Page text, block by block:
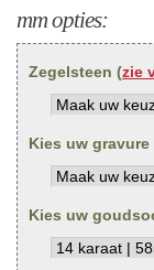
mm opties:
Zegelsteen (zie
Kies uw gravure
Kies uw